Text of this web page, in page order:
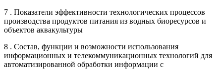
7 . Показатели эффективности технологических процессов
производства продуктов питания из водных биоресурсов и
объектов аквакультуры
8 . Состав, функции и возможности использования
информационных и телекоммуникационных технологий для
автоматизированной обработки информации с